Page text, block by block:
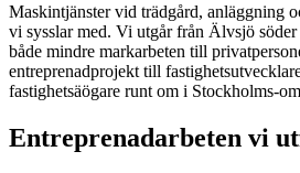
Maskintjänster vid trädgård, anläggning
vi sysslar med. Vi utgår från Älvsjö
både mindre markarbeten till
entreprenadprojekt till
fastighetsäögare runt om i Stockholms-
Entreprenadarbeten vi